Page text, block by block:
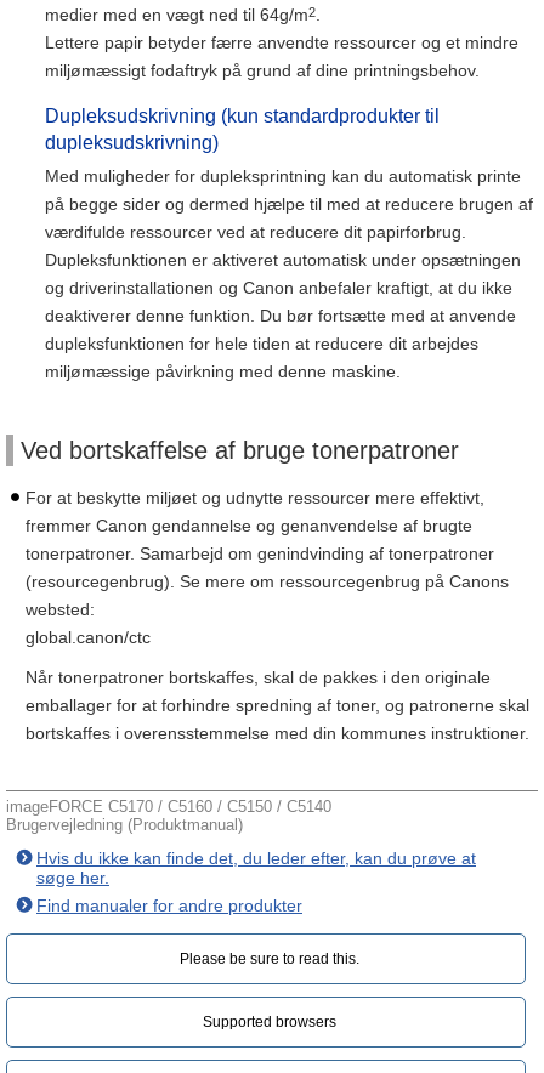
medier med en vægt ned til 64g/m2
Lettere papir betyder færre anvendte ressourcer og et mindre
miljømæssigt fodaftryk på grund af dine printningsbehov.
Dupleksudskrivning (kun standardprodukter til
dupleksudskrivning)
Med muligheder for dupleksprintning kan du automatisk printe
på begge sider og dermed hjælpe til med at reducere brugen af
værdifulde ressourcer ved at reducere dit papirforbrug.
Dupleksfunktionen er aktiveret automatisk under opsætningen
og driverinstallationen og Canon anbefaler kraftigt, at du ikke
deaktiverer denne funktion. Du bør fortsætte med at anvende
dupleksfunktionen for hele tiden at reducere dit arbejdes
miljømæssige påvirkning med denne maskine.
Ved bortskaffelse af bruge tonerpatroner
For at beskytte miljøet og udnytte ressourcer mere effektivt,
fremmer Canon gendannelse og genanvendelse af brugte
tonerpatroner. Samarbejd om genindvinding af tonerpatroner
(resourcegenbrug). Se mere om ressourcegenbrug på Canons
websted:
global.canon/ctc
Når tonerpatroner bortskaffes, skal de pakkes i den originale
emballager for at forhindre spredning af toner, og patronerne skal
bortskaffes i overensstemmelse med din kommunes instruktioner.
imageFORCE C5170 / C5160 / C5150 / C5140
Brugervejledning (Produktmanual)
Hvis du ikke kan finde det, du leder efter, kan du prøve at
søge her.
Find manualer for andre produkter
Please be sure to read this.‎
Supported browsers